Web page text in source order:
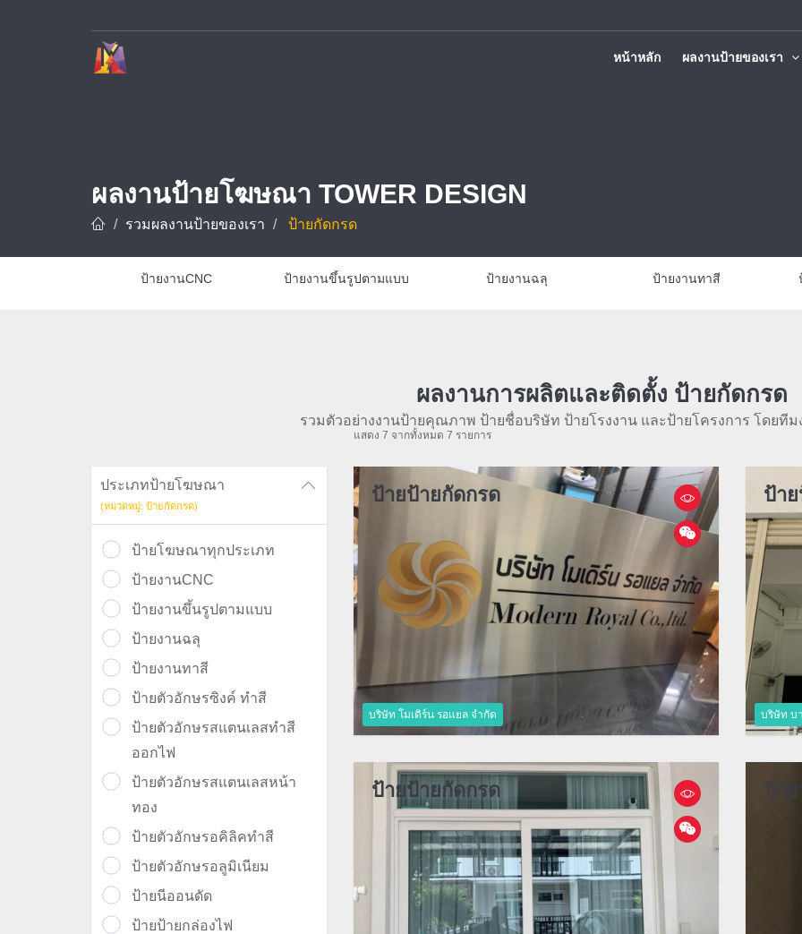
หน้าหลัก ผลงานป้ายของเรา
ผลงานป้ายโฆษณา TOWER DESIGN
รวมผลงานป้ายของเรา ป้ายกัดกรด
ป้ายงานCNC ป้ายงานขึ้นรูปตามแบบ ป้ายงานฉลุ ป้ายงานทาสี
ผลงานการผลิตและติดตั้ง ป้ายกัดกรด
รวมตัวอย่างงานป้ายคุณภาพ ป้ายชื่อบริษัท ป้ายโรงงาน และป้ายโครงการ โดยที
ประเภทป้ายโฆษณา
(หมวดหมู่: ป้ายกัดกรด)
ป้ายโฆษณาทุกประเภท
ป้ายงานCNC
ป้ายงานขึ้นรูปตามแบบ
ป้ายงานฉลุ
ป้ายงานทาสี
ป้ายตัวอักษรซิงค์ ทำสี
ป้ายตัวอักษรสแตนเลสทำสี
ออกไฟ
ป้ายตัวอักษรสแตนเลสหน้า
ทอง
ป้ายตัวอักษรอคิลิคทำสี
ป้ายตัวอักษรอลูมิเนียม
ป้ายนีออนดัด
ป้ายป้ายกล่องไฟ
แสดง 7 จากทั้งหมด 7 รายการ
บริษัท โมเดิร์น รอแยล จำกัด
ป้ายป้ายกัดกรด
บริษัท บ
ป้า
ป้ายป้ายกัดกรด ป้า